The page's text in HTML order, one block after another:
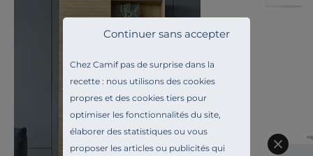
Chez Camif pas de surprise dans la
recette : nous utilisons des cookies
propres et des cookies tiers pour
optimiser les fonctionnalités du site,
élaborer des statistiques ou vous
proposer les articles ou publicités qui
Continuer sans accepter
Toute l'inspiration
Île d'Aix